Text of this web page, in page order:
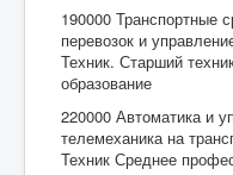
190000 Транспортные
перевозок и
Техник. Старший
образование
220000 Автоматика и
телемеханика на
Техник Среднее